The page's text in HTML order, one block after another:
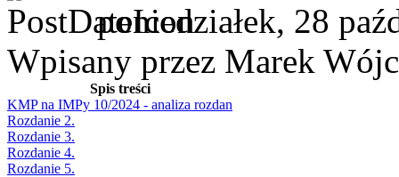
poniedziałek, 28
Wpisany przez Marek
Spis treści
KMP na IMPy 10/2024 - analiza rozdan
Rozdanie 2.
Rozdanie 3.
Rozdanie 4.
Rozdanie 5.